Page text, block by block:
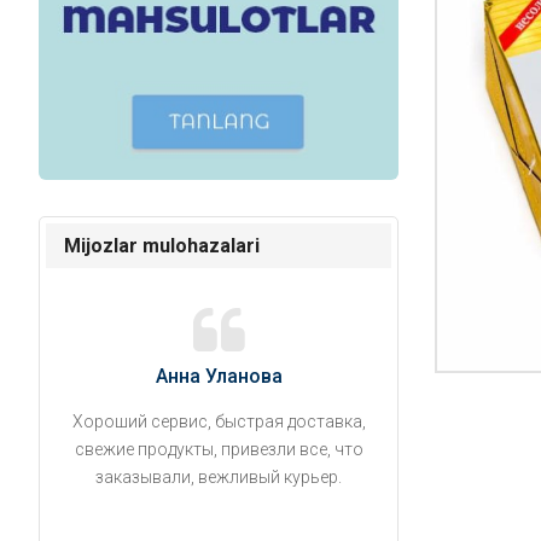
Mijozlar mulohazalari
Анна Уланова
Хороший сервис, быстрая доставка,
свежие продукты, привезли все, что
заказывали, вежливый курьер.